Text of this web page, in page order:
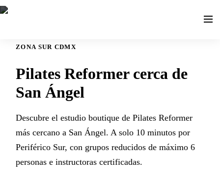
ZONA SUR CDMX
Pilates Reformer cerca de
San Ángel
Descubre el estudio boutique de Pilates Reformer
más cercano a San Ángel. A solo 10 minutos por
Periférico Sur, con grupos reducidos de máximo 6
personas e instructoras certificadas.